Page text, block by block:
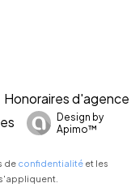
Honoraires d'agence
Design by
Apimo™
de confidentialitéet les